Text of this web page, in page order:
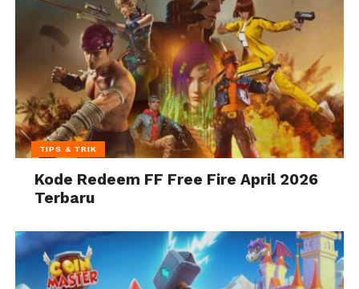
TIPS & TRIK
Kode Redeem FF Free Fire April 2026
Terbaru